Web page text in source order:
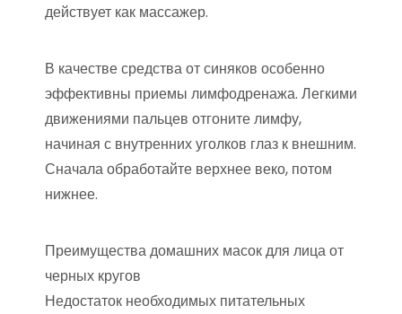
действует как массажер.
В качестве средства от синяков особенно
эффективны приемы лимфодренажа. Легкими
движениями пальцев отгоните лимфу,
начиная с внутренних уголков глаз к внешним.
Сначала обработайте верхнее веко, потом
нижнее.
Преимущества домашних масок для лица от
черных кругов
Недостаток необходимых питательных